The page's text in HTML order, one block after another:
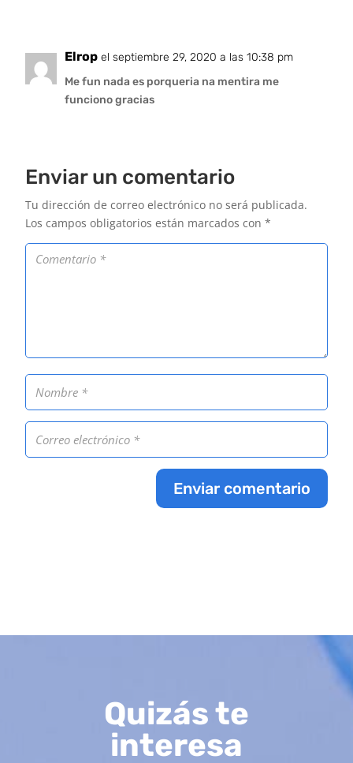
Elrop el septiembre 29, 2020 a las 10:38 pm
Me fun nada es porqueria na mentira me
funciono gracias
Enviar un comentario
Tu dirección de correo electrónico no será publicada.
Los campos obligatorios están marcados con*
Enviar comentario
Quizás te
interesa